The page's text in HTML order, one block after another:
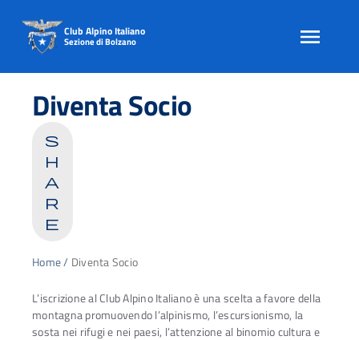
content
Club Alpino Italiano
Sezione di Bolzano
Diventa Socio
s
h
a
r
e
Home/ Diventa Socio
L’iscrizione al Club Alpino Italiano è una scelta a favore della
montagna promuovendo l’alpinismo, l’escursionismo, la
sosta nei rifugi e nei paesi, l’attenzione al binomio cultura e